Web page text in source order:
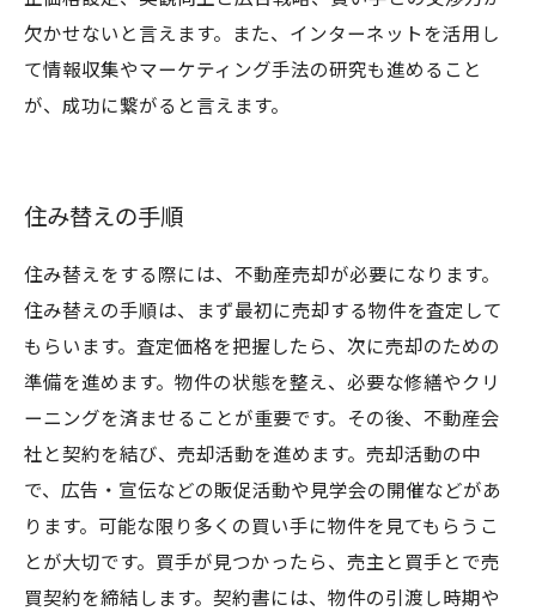
欠かせないと言えます。また、インターネットを活用し
て情報収集やマーケティング手法の研究も進めること
が、成功に繋がると言えます。
住み替えの手順
住み替えをする際には、不動産売却が必要になります。
住み替えの手順は、まず最初に売却する物件を査定して
もらいます。査定価格を把握したら、次に売却のための
準備を進めます。物件の状態を整え、必要な修繕やクリ
ーニングを済ませることが重要です。その後、不動産会
社と契約を結び、売却活動を進めます。売却活動の中
で、広告・宣伝などの販促活動や見学会の開催などがあ
ります。可能な限り多くの買い手に物件を見てもらうこ
とが大切です。買手が見つかったら、売主と買手とで売
買契約を締結します。契約書には、物件の引渡し時期や